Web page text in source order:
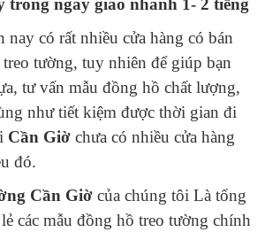
trong ngày giao nhanh 1- 2 tiếng
nay có rất nhiều cửa hàng có bán
tường, tuy nhiên để giúp bạn
tư vấn mẫu đồng hồ chất lượng,
như tiết kiệm được thời gian đi
Cần Giờ chưa có nhiều cửa hàng
đó.
Cần Giờ của chúng tôi Là tổng
các mẫu đồng hồ treo tường chính